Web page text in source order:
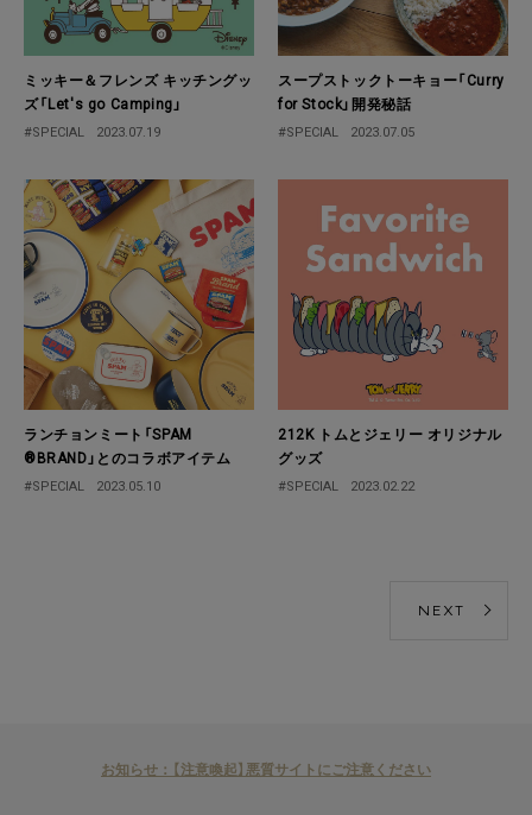
ミッキー＆フレンズ キッチングッ
ズ「Let's go Camping」
#SPECIAL 2023.07.19
スープストックトーキョー「Curry
for Stock」開発秘話
#SPECIAL 2023.07.05
ランチョンミート「SPAM
®BRAND」とのコラボアイテム
#SPECIAL 2023.05.10
212K トムとジェリー オリジナル
グッズ
#SPECIAL 2023.02.22
NEXT
お知らせ：【注意喚起】悪質サイトにご注意ください